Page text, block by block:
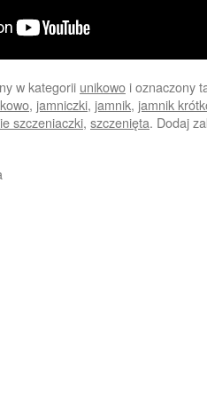
w kategorii unikowo i oznaczony
, jamniczki, jamnik, jamnik
szczeniaczki, szczenięta. Dodaj